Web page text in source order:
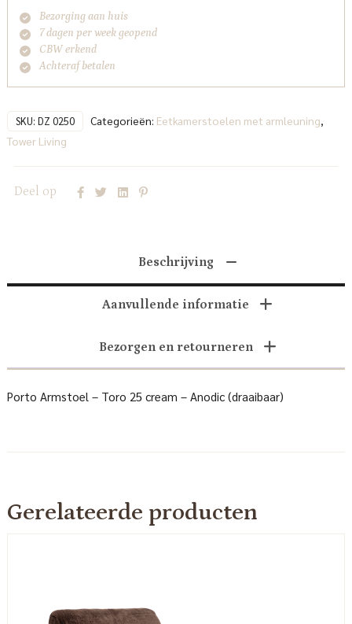
aantalBezorging aan huis
7 dagen per week geopend
CBW erkend
Achteraf betalen
SKU: DZ 0250 Categorieën: Eetkamerstoelen met armleuning
Tower Living
Deel op
Beschrijving
Aanvullende informatie
Bezorgen en retourneren
Porto Armstoel – Toro 25 cream – Anodic (draaibaar)
Gerelateerde producten